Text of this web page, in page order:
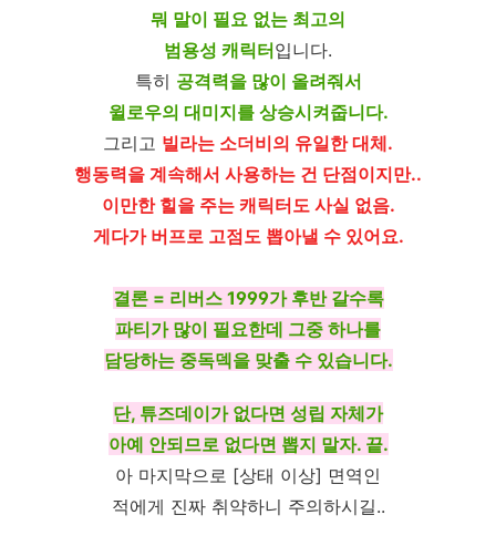
뭐 말이 필요 없는 최고의
범용성 캐릭터입니다.
특히 공격력을 많이 올려줘서
윌로우의 대미지를 상승시켜줍니다.
그리고 빌라는 소더비의 유일한 대체.
행동력을 계속해서 사용하는 건 단점이지만..
이만한 힐을 주는 캐릭터도 사실 없음.
게다가 버프로 고점도 뽑아낼 수 있어요.
결론 = 리버스 1999가 후반 갈수록
파티가 많이 필요한데 그중 하나를
담당하는 중독덱을 맞출 수 있습니다.
단, 튜즈데이가 없다면 성립 자체가
아예 안되므로 없다면 뽑지 말자. 끝.
아 마지막으로 [상태 이상] 면역인
적에게 진짜 취약하니 주의하시길..